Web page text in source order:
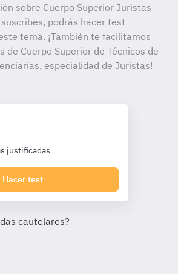
sobre Cuerpo Superior Juristas
podrás hacer test
tema. ¡También te facilitamos
Cuerpo Superior de Técnicos de
especialidad de Juristas!
justificadas
Hacer test